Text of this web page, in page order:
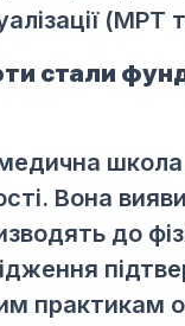
стали
школа
Вона
до
практикам